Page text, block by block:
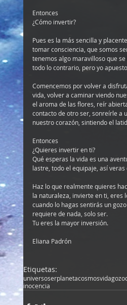
Entonces
¿Cómo invertir?
Pues es la más sencilla y
tomar consciencia, que somos
tenemos algo maravilloso que
todo lo contrario, pero yo
Comencemos por volver a
vida, volver a caminar viendo
el aroma de las flores, reír
contacto de otro ser, sonreírle a
nuestro corazón, sintiendo el
Entonces
¿Quieres invertir en ti?
Qué esperas la vida es una
lastre, todo el equipaje, así
Haz lo que realmente quieres
la naturaleza, invierte en ti, eres
cuando lo hagas sentirás un
requiere de nada, solo ser.
Tu eres la mayor inversión.
Eliana Padrón
Etiquetas:
universoserplanetacosmosvidagozo
inocencia